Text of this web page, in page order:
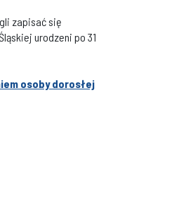
zapisać się
urodzeni po 31
osoby dorosłej